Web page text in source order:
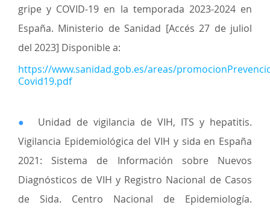
gripe y COVID-19 en la temporada 2023-2024 en
España. Ministerio de Sanidad [Accés 27 de juliol
del 2023] Disponible a:
https://www.sanidad.gob.es/areas/
Covid19.pdf
● Unidad de vigilancia de VIH, ITS y hepatitis.
Vigilancia Epidemiológica del VIH y sida en España
2021: Sistema de Información sobre Nuevos
Diagnósticos de VIH y Registro Nacional de Casos
de Sida. Centro Nacional de Epidemiología.